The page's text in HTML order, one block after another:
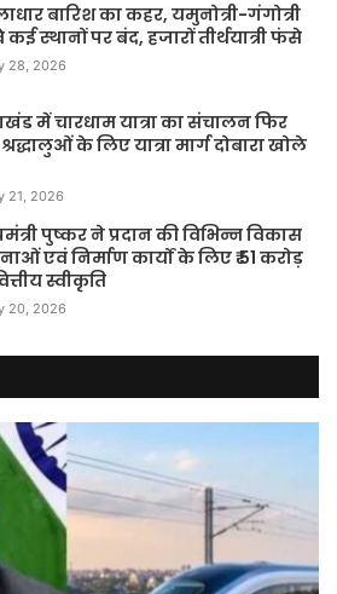
बारिश का कहर, यमुनोत्री-गंगोत्री
कई स्थानों पर बंद, हजारों तीर्थयात्री फंसे
28, 2026
में चारधाम यात्रा का संचालन फिर
के लिए यात्रा मार्ग दोबारा खोले
21, 2026
पुष्कर ने प्रदान की विभिन्न विकास
एवं निर्माण कार्यों के लिए ₹ 51 करोड़
स्वीकृति
20, 2026